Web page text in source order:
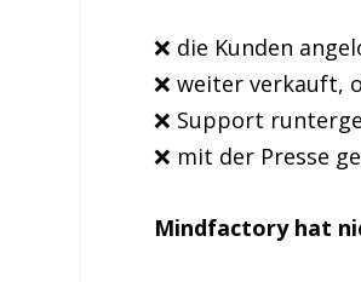
❌ die Kunden
❌ weiter verkauft,
❌ Support
❌ mit der Presse
Mindfactory hat